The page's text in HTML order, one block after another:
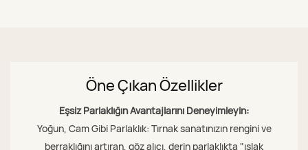
Öne Çıkan Özellikler
Eşsiz Parlaklığın Avantajlarını Deneyimleyin:
Yoğun, Cam Gibi Parlaklık: Tırnak sanatınızın rengini ve
berraklığını artıran, göz alıcı, derin parlaklıkta "ıslak